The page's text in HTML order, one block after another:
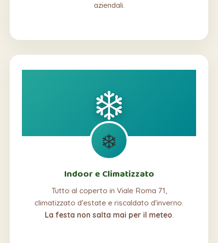
aziendali.
❄️
❄️
Indoor e Climatizzato
Tutto al coperto in Viale Roma 71,
climatizzato d'estate e riscaldato d'inverno.
La festa non salta mai per il meteo.